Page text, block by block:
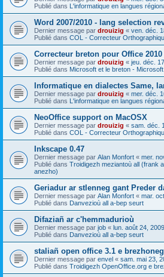
Publié dans L'informatique en langues
Word 2007/2010 - lang selection
Dernier message par drouizig « ven. déc.
Publié dans COL - Correcteur
Correcteur breton pour Office
Dernier message par drouizig « jeu. déc.
Publié dans Microsoft et le breton -
Informatique en dialectes Same,
Dernier message par drouizig « mer. déc.
Publié dans L'informatique en langues
NeoOffice support on MacOSX
Dernier message par drouizig « sam. déc.
Publié dans COL - Correcteur
Inkscape 0.47
Dernier message par Alan Monfort « mer.
Publié dans Troidigezh meziantoù all (frank
anezho)
Geriadur ar stlenneg gant Preder
Dernier message par Alan Monfort « mar.
Publié dans Danvezioù all a-bep seurt
Difaziañ ar c'hemmadurioù
Dernier message par job « lun. août 24,
Publié dans Danvezioù all a-bep seurt
staliañ open office 3.1 e brezhoneg
Dernier message par envel « sam. mai 23,
Publié dans Troidigezh OpenOffice.org e